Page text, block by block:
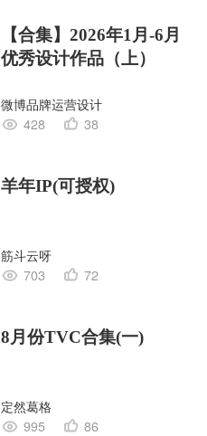
【合集】2026年1月-6月
优秀设计作品（上）
微博品牌运营设计
428
38
羊年IP(可授权)
筋斗云呀
703
72
8月份TVC合集(一)
定然葛格
995
86